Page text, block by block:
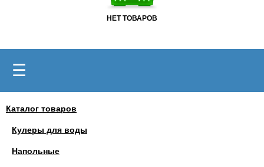
НЕТ ТОВАРОВ
☰
Каталог товаров
Кулеры для воды
Напольные